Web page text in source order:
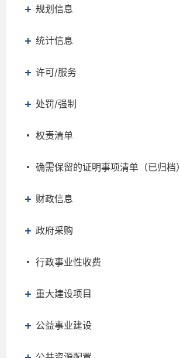
规划信息
统计信息
许可/服务
处罚/强制
权责清单
确需保留的证明事项清单（已归档）
财政信息
政府采购
行政事业性收费
重大建设项目
公益事业建设